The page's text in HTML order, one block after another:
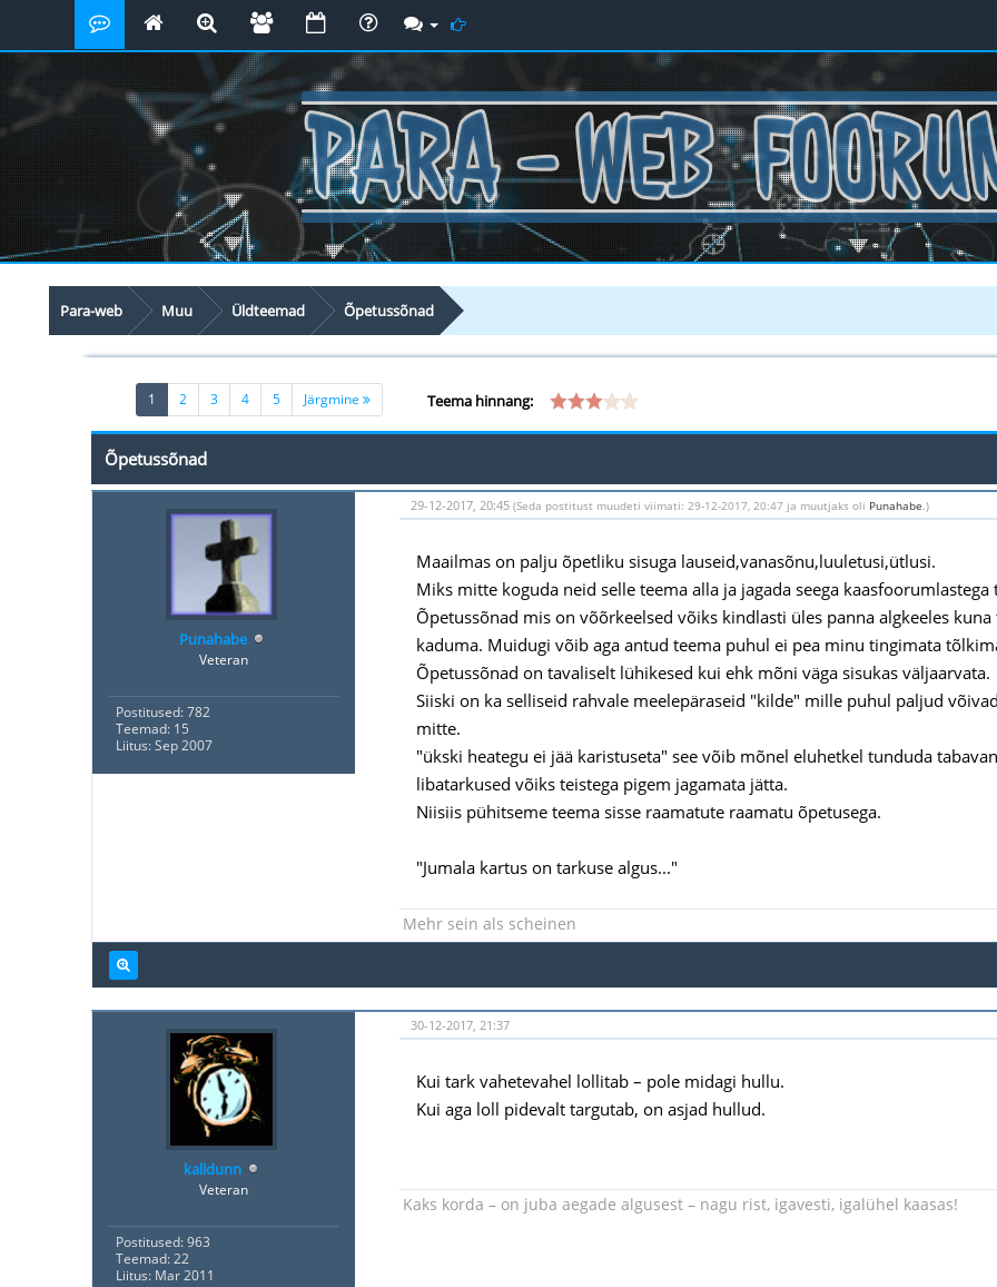
Para-web Muu Üldteemad Õpetussõnad
1 (current)
2 3 4 5 Järgmine Teema hinnang:
Õpetussõnad
Punahabe
Veteran
Postitused: 782
Teemad: 15
Liitus: Sep 2007
29-12-2017, 20:45 (Seda postitust muudeti viimati: 29-12-2017, 20:47 ja muutjaks oli Punahabe.)
Maailmas on palju õpetliku sisuga lauseid,vanasõnu,luuletusi,ütlusi.
Miks mitte koguda neid selle teema alla ja jagada seega
Õpetussõnad mis on võõrkeelsed võiks kindlasti üles panna algkeeles
kaduma. Muidugi võib aga antud teema puhul ei pea minu tingimata
Õpetussõnad on tavaliselt lühikesed kui ehk mõni väga sisukas väljaarvata.
Siiski on ka selliseid rahvale meelepäraseid "kilde" mille puhul paljud
mitte.
"ükski heategu ei jää karistuseta" see võib mõnel eluhetkel tunduda
libatarkused võiks teistega pigem jagamata jätta.
Niisiis pühitseme teema sisse raamatute raamatu õpetusega.
"Jumala kartus on tarkuse algus..."
Mehr sein als scheinen
kalldunn
Veteran
Postitused: 963
Teemad: 22
Liitus: Mar 2011
30-12-2017, 21:37
Kui tark vahetevahel lollitab – pole midagi hullu.
Kui aga loll pidevalt targutab, on asjad hullud.
Kaks korda – on juba aegade algusest – nagu rist, igavesti, igalühel kaasas!